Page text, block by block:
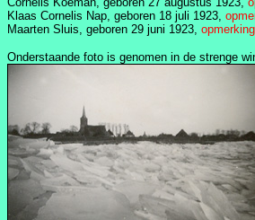
Klaas Cornelis Nap, geboren 18 juli 1923,
Maarten Sluis, geboren 29 juni 1923,
Onderstaande foto is genomen in de strenge